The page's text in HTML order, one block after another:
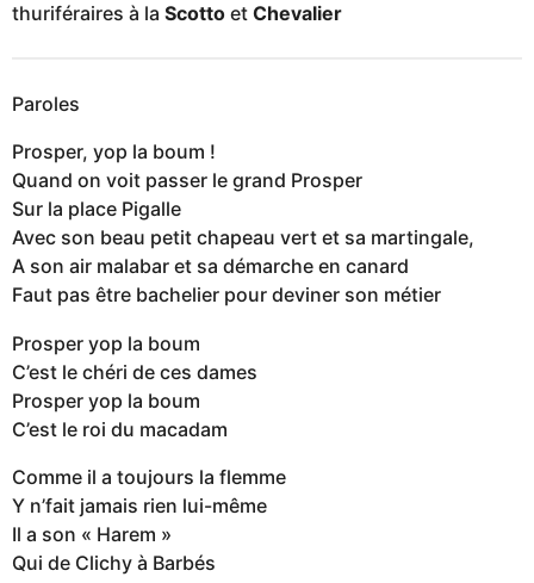
thuriféraires à la Scotto et Chevalier
Paroles
Prosper, yop la boum !
Quand on voit passer le grand Prosper
Sur la place Pigalle
Avec son beau petit chapeau vert et sa martingale,
A son air malabar et sa démarche en canard
Faut pas être bachelier pour deviner son métier
Prosper yop la boum
C’est le chéri de ces dames
Prosper yop la boum
C’est le roi du macadam
Comme il a toujours la flemme
Y n’fait jamais rien lui-même
Il a son « Harem »
Qui de Clichy à Barbés